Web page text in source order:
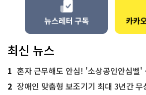
최신 뉴스
1 혼자 근무해도 안심! '소상공인안심벨'
2 장애인 맞춤형 보조기기 최대 3년간 무상